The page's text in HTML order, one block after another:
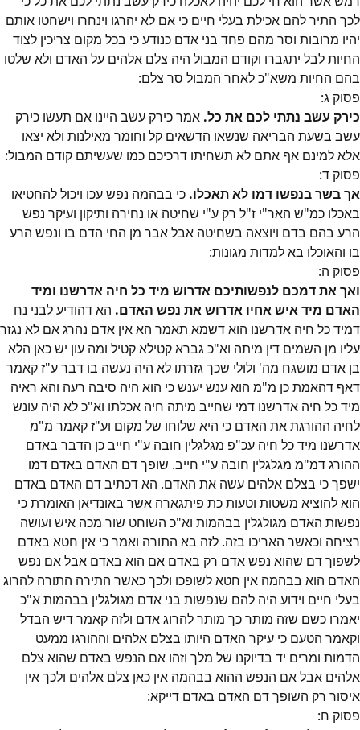
לכך התיר להם אכילת בעלי חיים כי אם לא יהרגו וינחרו וישחטו אותם
יהיו מרובות וסר מהם פחד בני אדם כנודע כי בכל מקום צריכין לצוד
החיות לבל יתגברו וקודם המבול היה צלם אלהים על האדם ולא שלטו
בהם החיות משא"כ לאחר המבול סר צלם:
פסוק ג:
כירק עשב נתתי לכם את כל. אמר כירק עשב היינו אם תעשו כירק
עשב בשעת הבריאה שנשאו הדשאים קל וחומר מאילנות ולא יצאו
אלא למינם אף אתם לא תשחיתו דרכיכם כמו שעשיתם קודם המבול:
פסוק ד:
אך בשר בנפשו דמו לא תאכלו. כי בבהמה נפש עכו ויכול להחטיאו
באכלו כמ"ש האר"י ז"ל רק ע"י שחיטה או נחירה ותיקון ועיקר נפש
הרע בהם בדם ויוצאה בשחיטה אבל אבר מן החי הדם בו ונפש הרע
בו והאוכלו בא למדות מגונות:
פסוק ה:
ואך את דמכם לנפשותיכם אדרוש מיד כל חיה אדרשנו ומיד
האדם מיד איש אחיו אדרוש את נפש האדם. הא דהודיע לבני נח
דמיד כל חיה אדרשנו הוא דשמא תאמר הא אין אדם נהרג אם לא נגזר
עליו מן השמים דין מיתה וא"כ גברא קטילא קטיל ומה עון יש כאן הלא
בן אדם מושגח מה' ולולי שכך גזרתו לא היה נעשה בו דבר ע"ז קאמר
דאף דהאמת כן מ"מ הוא ענש יענש כי הוא היה סיבה רעה והא ראיה
מיד כל חיה אדרשנו דמי שחייב מיתה חיה אכלתו וא"כ לא היה עונש
לחיה ההורגת את האדם כי היא שלוחו של מקום וע"ז קאמר מ"מ
אדרשנו מיד כל חיה עכ"פ מגלגלין חובה ע"י חייב כן הדבר באדם
ההורג דמ"מ מגלגלין חובה ע"י חייב. שופך דם האדם באדם דמו
ישפך כי בצלם אלהים עשה את האדם. הא דכתיב דם האדם באדם
הוא להוציא משטות וטעות כת פיתגארה אשר באונדיאן האומרת כי
נפשות האדם מגולגלין בבהמות וא"כ השוחט שור מכה איש ועושה
רציחה וכאשר האריכו בזה. לזה בא התורה ואמר כי אין חטא באדם
לשפוך דם שהוא נפש אדם רק באדם אם הוא באדם אבל אם נפש
האדם הוא בבהמה אין חטא לשופכו ולכך כאשר התירה התורה להרוג
בעלי חיים וידוע היה להם שנפשות בני אדם מגולגלין בבהמות א"כ
יאמרו כשם שזה מותר כך מותר להרוג אדם ולזה קאמר דיש הבדל
וקאמר הטעם כי עיקר האדם היותו בצלם אלהים וההורגו ממעט
הדמות ומרים יד בדיוקנו של מלך וזהו אם הנפש באדם שהוא צלם
אלהים אבל אם הנפש ההוא בבהמה אין כאן צלם אלהים ולכך אין
איסור רק השופך דם האדם באדם דייקא:
פסוק ח: